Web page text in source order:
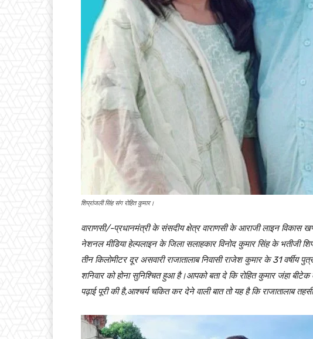
शिप्रांजली सिंह संग रोहित कुमार।
वाराणसी/-प्रधानमंत्री के संसदीय क्षेत्र वाराणसी के आराजी लाइन विकास
नेशनल मीडिया हेल्पलाइन के जिला सलाहकार विनोद कुमार सिंह के भतीजी
तीन किलोमीटर दूर असवारी राजातालाब निवासी राजेश कुमार के 31
शनिवार को होना सुनिश्चित हुआ है।आपको बता दे कि रोहित कुमार जंहा बीटेक
पढ़ाई पूरी की है,आश्चर्य चकित कर देने वाली बात तो यह है कि राजातालाब